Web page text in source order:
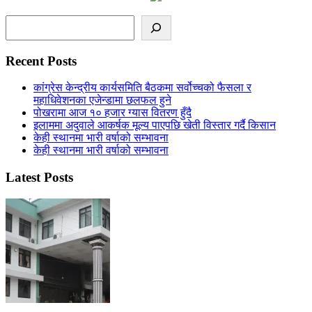
Recent Posts
कांग्रेस केन्द्रीय कार्यसमिति बैठकमा सर्वोच्चको फैसला र
महाधिवेशनका एजेन्डामा छलफल हुने
पोखरामा आज १० हजार ग्यास वितरण हुँदै
इलाममा अदुवाले आकर्षक मूल्य पाएपछि खेती विस्तार गर्दै किसान
केही स्थानमा भारी वर्षाको सम्भावना
केही स्थानमा भारी वर्षाको सम्भावना
Latest Posts